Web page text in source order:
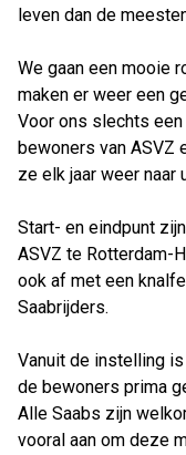
leven dan de
We gaan een mooie
maken er weer een
Voor ons slechts
bewoners van ASVZ
ze elk jaar weer naar
Start- en eindpunt
ASVZ te Rotterdam-
ook af met een
Saabrijders.
Vanuit de instelling
de bewoners prima
Alle Saabs zijn
vooral aan om deze